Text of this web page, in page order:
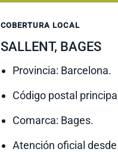
COBERTURA LOCAL
SALLENT, BAGES
Provincia: Barcelona.
Código postal
Comarca: Bages.
Atención oficial